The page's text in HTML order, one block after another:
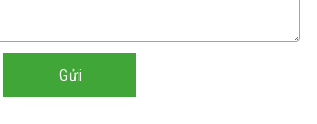
Gửi